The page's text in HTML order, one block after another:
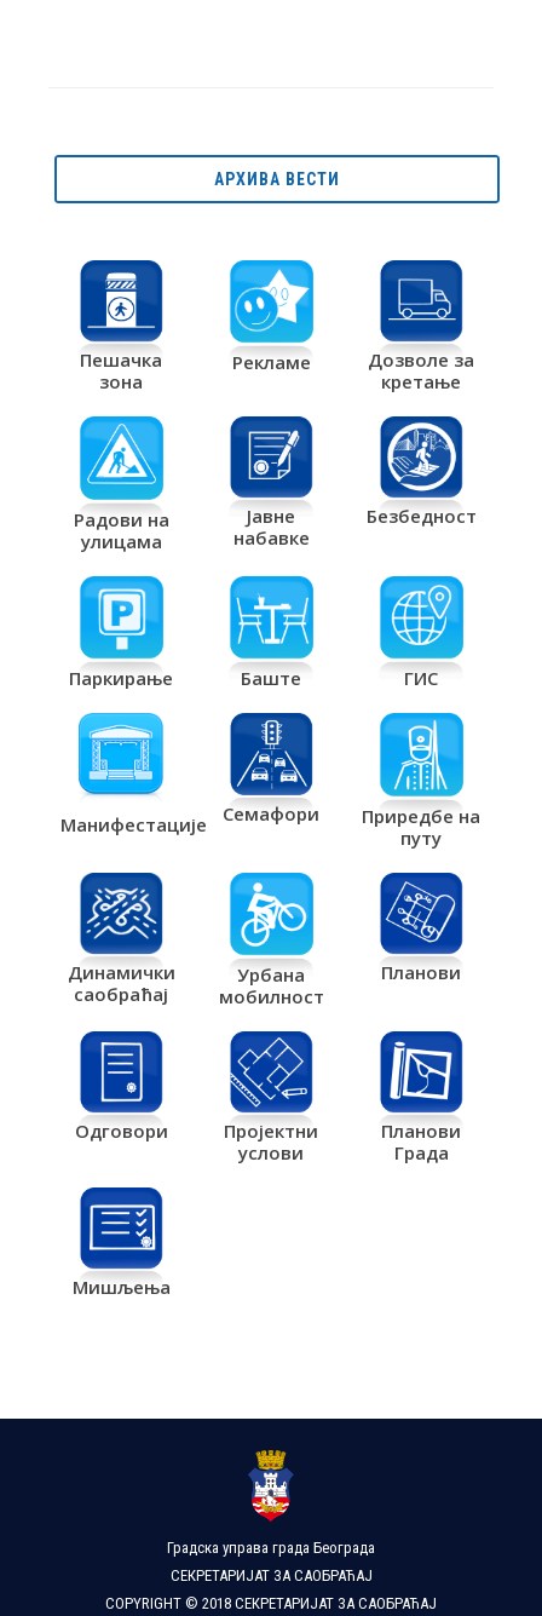
АРХИВА ВЕСТИ
Пешачка
зона
Рекламе
Дозволе за
кретање
Радови на
улицама
Јавне
набавке
Безбедност
Паркирање Баште ГИС
Манифестације Семафори
Приредбе на
путу
Динамички
саобраћај
Урбана
мобилност
Планови
Одговори
Пројектни
услови
Планови
Града
Мишљења
Градска управа града Београда
СЕКРЕТАРИЈАТ ЗА САОБРАЋАЈ
COPYRIGHT © 2018 СЕКРЕТАРИЈАТ ЗА САОБРАЋАЈ